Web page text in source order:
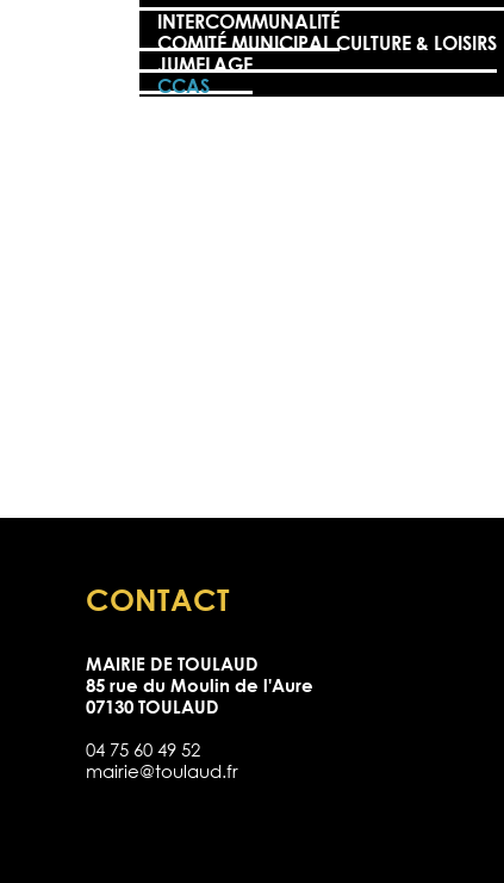
INTERCOMMUNALITÉ
COMITÉ MUNICIPAL CULTURE & LOISIRS
JUMELAGE
CCAS
CONTACT
MAIRIE DE TOULAUD
85 rue du Moulin de l'Aure
07130 TOULAUD
04 75 60 49 52
mairie@toulaud.fr